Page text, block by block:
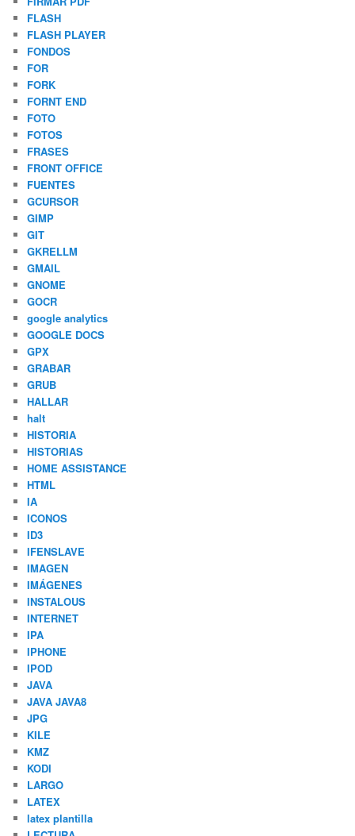
FLASH
FLASH PLAYER
FONDOS
FOR
FORK
FORNT END
FOTO
FOTOS
FRASES
FRONT OFFICE
FUENTES
GCURSOR
GIMP
GIT
GKRELLM
GMAIL
GNOME
GOCR
google analytics
GOOGLE DOCS
GPX
GRABAR
GRUB
HALLAR
halt
HISTORIA
HISTORIAS
HOME ASSISTANCE
HTML
IA
ICONOS
ID3
IFENSLAVE
IMAGEN
IMÁGENES
INSTALOUS
INTERNET
IPA
IPHONE
IPOD
JAVA
JAVA JAVA8
JPG
KILE
KMZ
KODI
LARGO
LATEX
latex plantilla